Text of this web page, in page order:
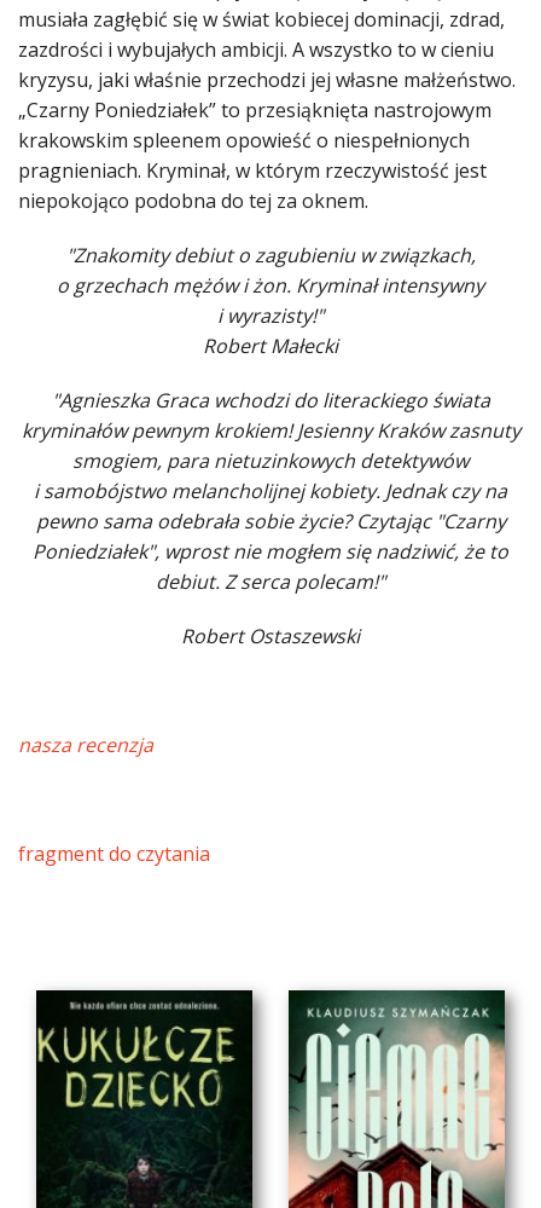
musiała zagłębić się w świat kobiecej dominacji, zdrad,
zazdrości i wybujałych ambicji. A wszystko to w cieniu
kryzysu, jaki właśnie przechodzi jej własne małżeństwo.
„Czarny Poniedziałek” to przesiąknięta nastrojowym
krakowskim spleenem opowieść o niespełnionych
pragnieniach. Kryminał, w którym rzeczywistość jest
niepokojąco podobna do tej za oknem.
"Znakomity debiut o zagubieniu w związkach,
o grzechach mężów i żon. Kryminał intensywny
i wyrazisty!"
Robert Małecki
"Agnieszka Graca wchodzi do literackiego świata
kryminałów pewnym krokiem! Jesienny Kraków zasnuty
smogiem, para nietuzinkowych detektywów
i samobójstwo melancholijnej kobiety. Jednak czy na
pewno sama odebrała sobie życie? Czytając "Czarny
Poniedziałek", wprost nie mogłem się nadziwić, że to
debiut. Z serca polecam!"
Robert Ostaszewski
nasza recenzja
fragment do czytania